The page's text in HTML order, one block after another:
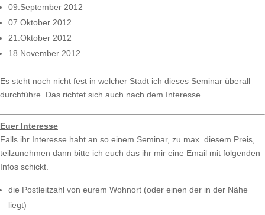
09.September 2012
07.Oktober 2012
21.Oktober 2012
18.November 2012
Es steht noch nicht fest in welcher Stadt ich dieses Seminar überall
durchführe. Das richtet sich auch nach dem Interesse.
Euer Interesse
Falls ihr Interesse habt an so einem Seminar, zu max. diesem Preis,
teilzunehmen dann bitte ich euch das ihr mir eine Email mit folgenden
Infos schickt.
die Postleitzahl von eurem Wohnort (oder einen der in der Nähe
liegt)